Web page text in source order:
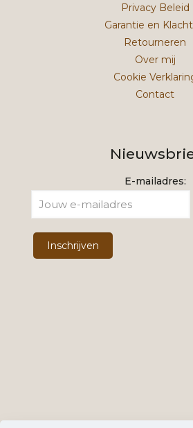
Privacy Beleid
Garantie en
Retourneren
Over mij
Cookie
Contact
E-mailadres: